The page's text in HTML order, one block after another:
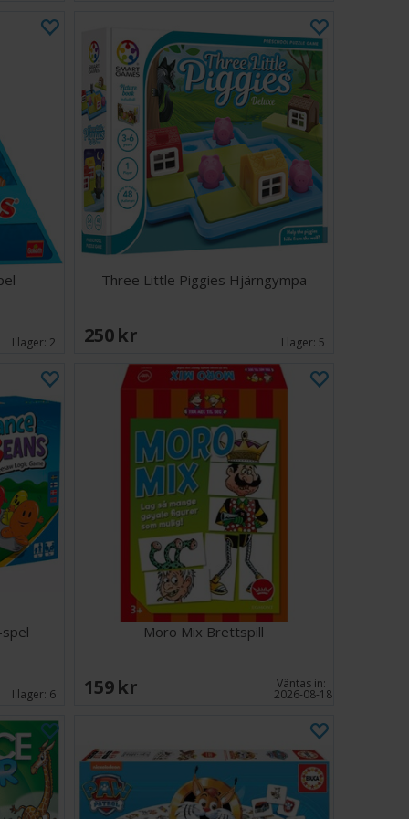
I lager:2
Three Little Piggies Hjärngympa
250 SEK I lager: 5
I lager: 6
Moro Mix Brettspill
159 SEK Väntas in:
2026-08-18